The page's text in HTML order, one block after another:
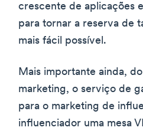
crescente de aplicações
para tornar a reserva de
mais fácil possível.
Mais importante ainda,
marketing, o serviço de
para o marketing de
influenciador uma mesa